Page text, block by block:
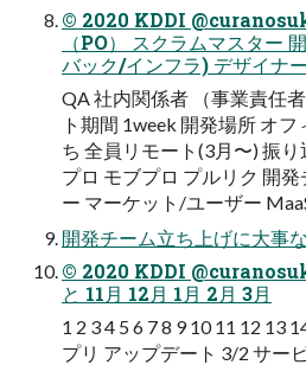
© 2020 KDDI
（PO） スクラムマスター
バック/インフラ) デザイナー
QA 社内関係者 （事業責任
ト期間 1week 開発場所 オ
ち 全員リモート(3⽉〜) 振
プロ モブプロ プルリク 開
ー マーケット/ユーザー
開発チーム⽴ち上げに⼤事
© 2020 KDDI
と 11⽉ 12⽉ 1⽉ 2⽉ 3⽉
1 2 3 4 5 6 7 8 9 10 11 12 13
プリ アップデート 3/2 サー